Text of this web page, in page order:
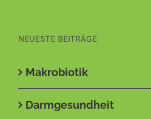
NEUESTE BEITRÄGE
Makrobiotik
Darmgesundheit